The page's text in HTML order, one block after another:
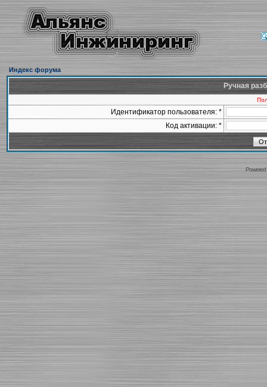
Индекс форума
Ручная
Идентификатор пользователя: *
Код активации: *